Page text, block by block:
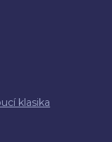
klasika